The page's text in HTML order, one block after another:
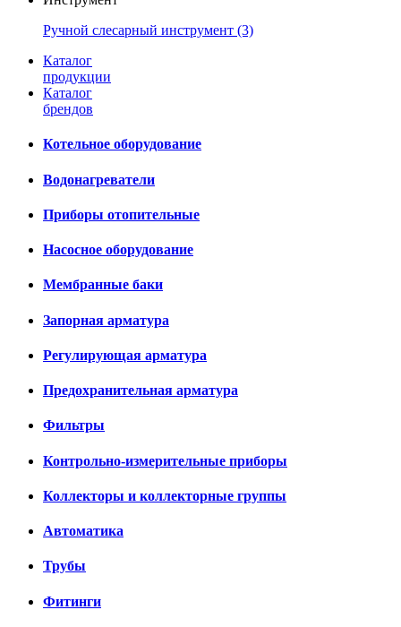
Ручной слесарный инструмент (3)
Каталог
продукции
Каталог
брендов
Котельное оборудование
Водонагреватели
Приборы отопительные
Насосное оборудование
Мембранные баки
Запорная арматура
Регулирующая арматура
Предохранительная арматура
Фильтры
Контрольно-измерительные приборы
Коллекторы и коллекторные группы
Автоматика
Трубы
Фитинги